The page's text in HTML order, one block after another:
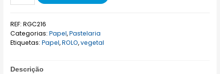
REF:RGC216
Categorias:Papel,Pastelaria
Etiquetas:Papel,ROLO,vegetal
Descrição